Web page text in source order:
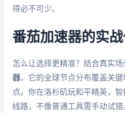
得必不可少。
番茄加速器的实
怎么让选择更精准？结合真实场
器，它的全球节点分布覆盖关
点。你在洛杉矶玩和平精英，
线路，不像普通工具需手动试